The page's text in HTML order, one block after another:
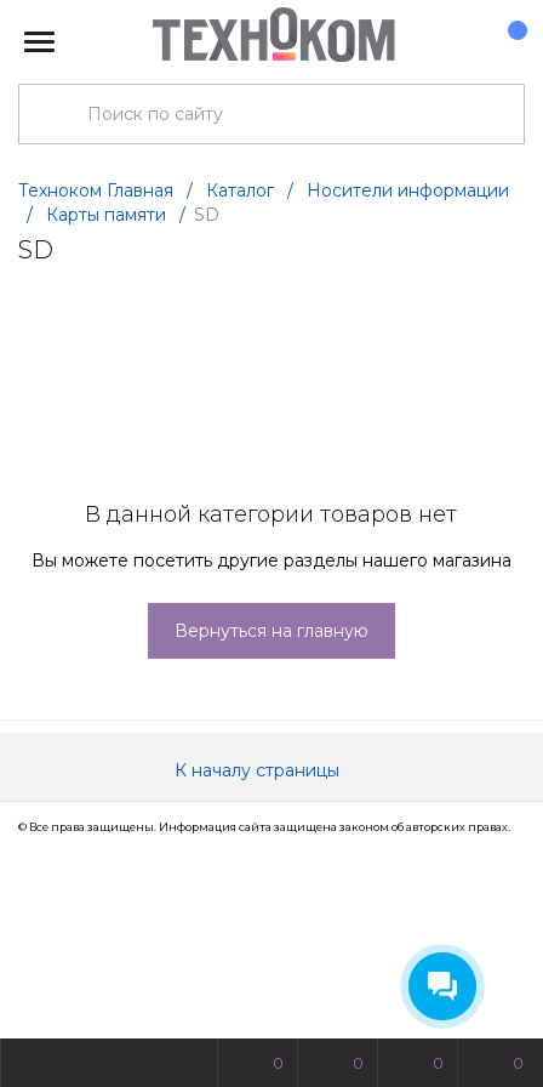
0 0 0 0
Техноком Главная / Каталог /
Носители информации
/
Карты памяти / SD
SD
В данной категории товаров нет
Вы можете посетить другие разделы нашего магазина
Вернуться на главную
К началу страницы
© Все права защищены. Информация сайта защищена законом об авторских правах.